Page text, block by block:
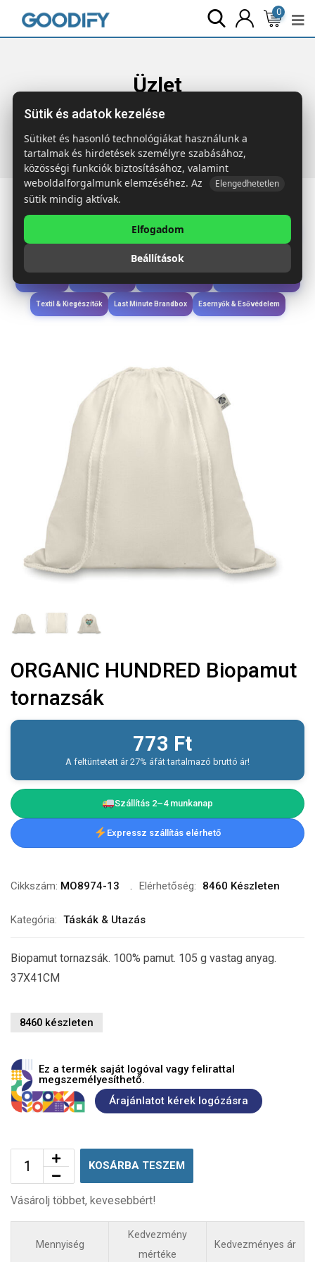
0
Üzlet
Főoldal Termékek Táskák & Utazás
Biopamut tornazsák
Étkezés & Ivás
Wellness & Ápolás
Textil & Kiegészítők Last Minute Brandbox Esernyők & Esővédelem
ORGANIC HUNDRED Biopamut
tornazsák
773 Ft
A feltüntetett ár 27% áfát tartalmazó bruttó ár!
Szállítás 2–4 munkanap
Expressz szállítás elérhető
Cikkszám: MO8974-13 Elérhetőség: 8460 Készleten
Kategória: Táskák & Utazás
Biopamut tornazsák. 100% pamut. 105 g vastag anyag.
37X41CM
8460 készleten
Ez a termék saját logóval vagy felirattal
megszemélyesíthető.
Árajánlatot kérek logózásra
KOSÁRBA TESZEM
Vásárolj többet, kevesebbért!
Mennyiség
Kedvezmény
mértéke
Kedvezményes ár
Sütik és adatok kezelése
Sütiket és hasonló technológiákat használunk a
tartalmak és hirdetések személyre szabásához,
közösségi funkciók biztosításához, valamint
weboldalforgalmunk elemzéséhez. Az
Elengedhetetlen
sütik mindig aktívak.
Elfogadom
Beállítások